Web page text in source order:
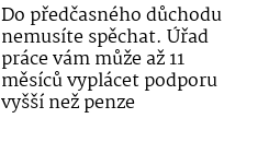
Do předčasného důchodu
nemusíte spěchat. Úřad
práce vám může až 11
měsíců vyplácet podporu
vyšší než penze